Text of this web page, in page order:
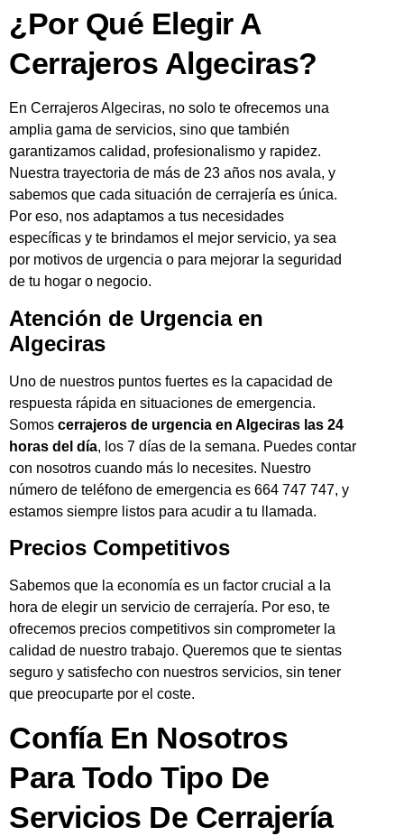
¿Por Qué Elegir A
Cerrajeros Algeciras?
En Cerrajeros Algeciras, no solo te ofrecemos una
amplia gama de servicios, sino que también
garantizamos calidad, profesionalismo y rapidez.
Nuestra trayectoria de más de 23 años nos avala, y
sabemos que cada situación de cerrajería es única.
Por eso, nos adaptamos a tus necesidades
específicas y te brindamos el mejor servicio, ya sea
por motivos de urgencia o para mejorar la seguridad
de tu hogar o negocio.
Atención de Urgencia en
Algeciras
Uno de nuestros puntos fuertes es la capacidad de
respuesta rápida en situaciones de emergencia.
Somos cerrajeros de urgencia en Algeciras las 24
horas del día, los 7 días de la semana. Puedes contar
con nosotros cuando más lo necesites. Nuestro
número de teléfono de emergencia es 664 747 747, y
estamos siempre listos para acudir a tu llamada.
Precios Competitivos
Sabemos que la economía es un factor crucial a la
hora de elegir un servicio de cerrajería. Por eso, te
ofrecemos precios competitivos sin comprometer la
calidad de nuestro trabajo. Queremos que te sientas
seguro y satisfecho con nuestros servicios, sin tener
que preocuparte por el coste.
Confía En Nosotros
Para Todo Tipo De
Servicios De Cerrajería